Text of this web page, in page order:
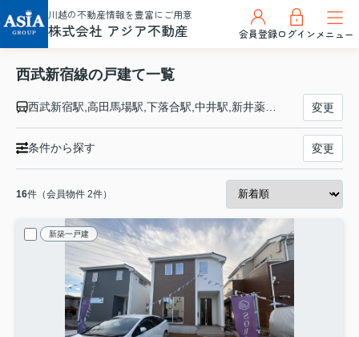
川越の不動産情報を豊富にご用意
株式会社 アジア不動産 会員登録ログインメニュー
西武新宿線の戸建て一覧
西武新宿駅,高田馬場駅,下落合駅,中井駅,新井薬師前駅,沼袋駅,野方駅,都立家政駅,鷺ノ宮駅,下井草駅,井荻駅,上井草駅,上石神井駅,武蔵関駅,東伏見駅,西武柳沢駅,田無駅,花小金井駅,小平駅,久米川駅,東村山駅,西武園駅,所沢駅,航空公園駅,新所沢駅,入曽駅,狭山市駅,新狭山駅,南大塚駅,本川越駅 変更
条件から探す 変更
16件（会員物件 2件）
新築一戸建